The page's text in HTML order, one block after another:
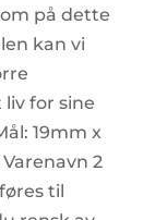
på dette
kan vi
for sine
19mm x
2
til